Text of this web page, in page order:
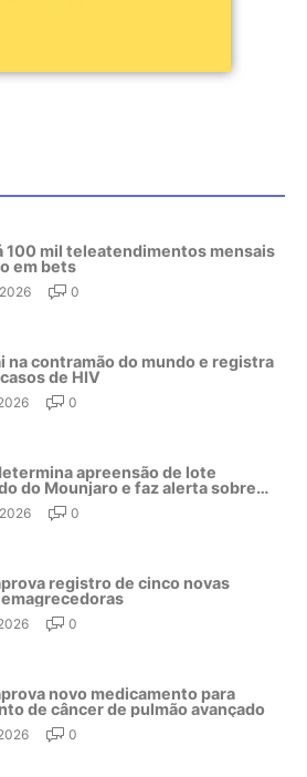
100 mil teleatendimentos mensais
em bets
0
na contramão do mundo e registra
de HIV
0
apreensão de lote
do Mounjaro e faz alerta sobre
medicamento
0
registro de cinco novas
0
novo medicamento para
de câncer de pulmão avançado
0